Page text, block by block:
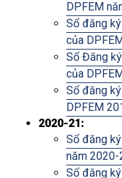
DPFEM
Sổ đăng
của
Sổ Đăng
của
Sổ đăng
DPFEM
2020-21:
Sổ đăng
năm 2020-
Sổ đăng